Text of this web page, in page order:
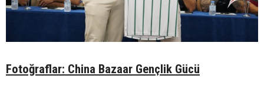
Fotoğraflar: China Bazaar Gençlik Gücü